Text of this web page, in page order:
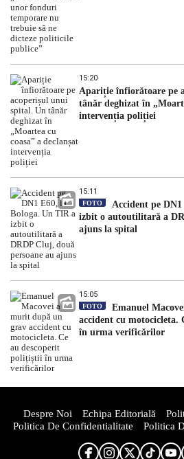
15:20
Apariție înfiorătoare pe
tânăr deghizat în
intervenția poliției
15:11
FOTO
Accident pe
izbit o autoutilitară a
ajuns la spital
15:05
FOTO
Emanuel
accident cu motocicleta.
în urma verificărilor
Despre Noi Echipa Editorială
Politica De Confidentialitate
Politica